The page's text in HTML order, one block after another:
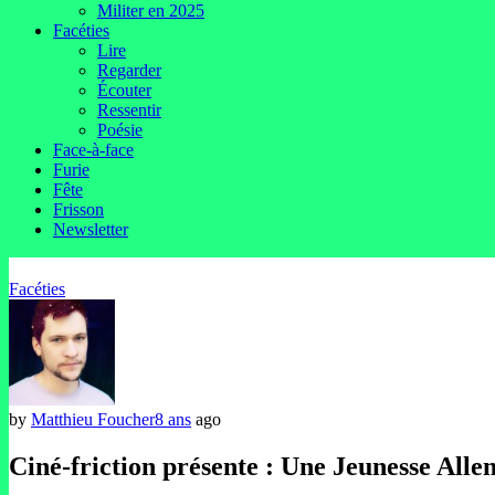
Militer en 2025
Facéties
Lire
Regarder
Écouter
Ressentir
Poésie
Face-à-face
Furie
Fête
Frisson
Newsletter
Facéties
by Matthieu Foucher8 ans ago
Ciné-friction présente : Une Jeunesse